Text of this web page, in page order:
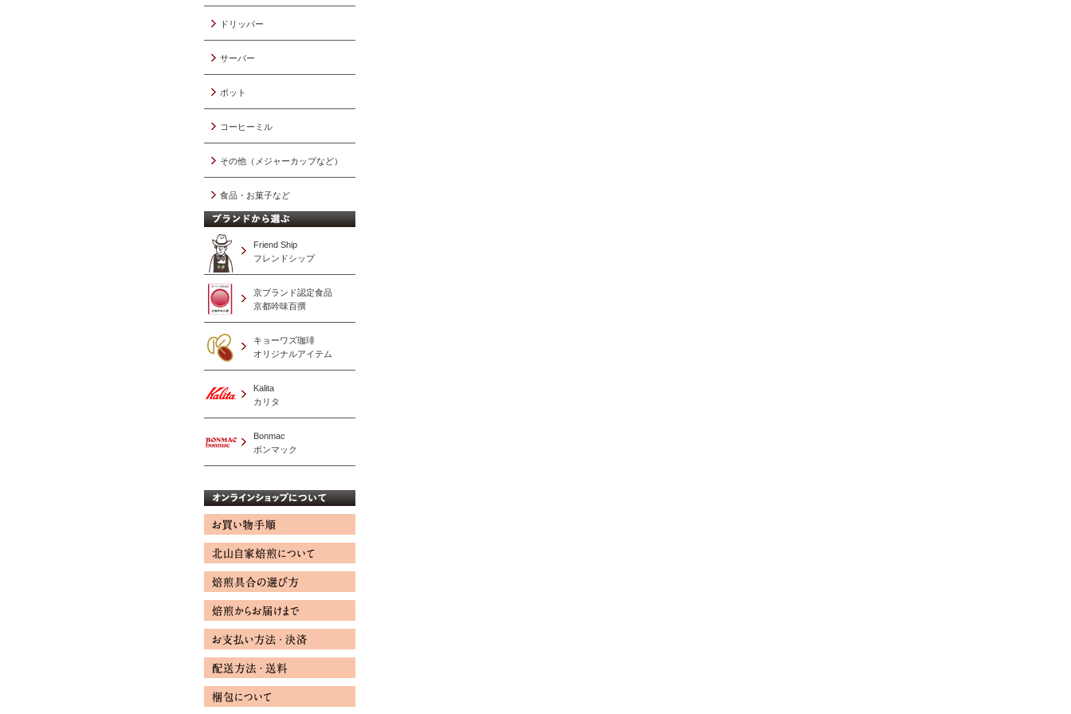
ドリッパー
サーバー
ポット
コーヒーミル
その他（メジャーカップなど）
食品・お菓子など
Friend Ship
フレンドシップ
京ブランド認定食品
京都吟味百撰
キョーワズ珈琲
オリジナルアイテム
Kalita
カリタ
Bonmac
ボンマック